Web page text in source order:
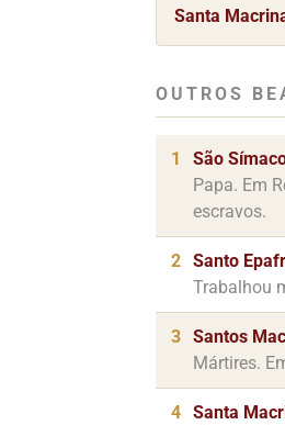
Santa
OUTROS
1
São
Papa. Em
escravos.
2 Santo
Trabalhou
3 Santos
Mártires.
4 Santa